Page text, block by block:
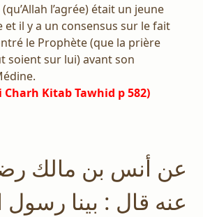
l’agrée) était un jeune
et il y a un consensus sur le fait
le Prophète (que la prière
soient sur lui) avant son
Charh Kitab Tawhid p 582)
عن أنس بن مالك
عنه قال : بينا